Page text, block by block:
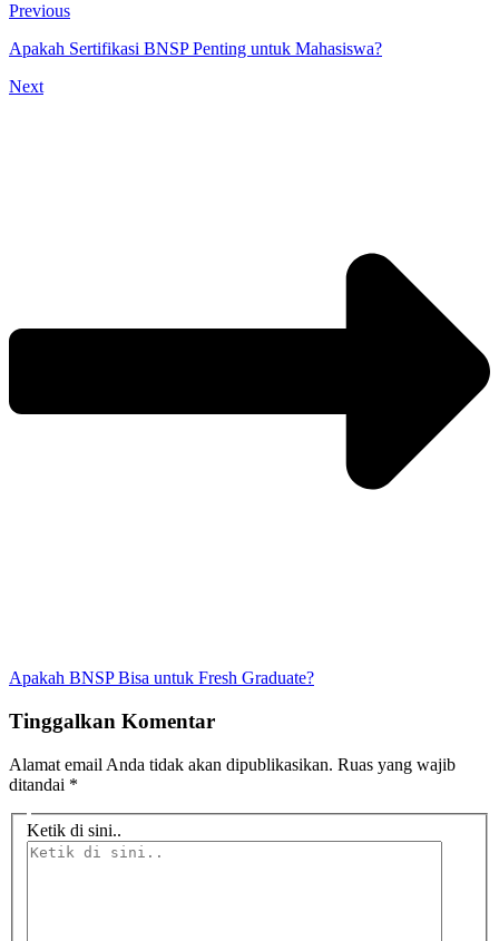
Previous
Apakah Sertifikasi BNSP Penting untuk Mahasiswa?
Next
Apakah BNSP Bisa untuk Fresh Graduate?
Tinggalkan Komentar
Alamat email Anda tidak akan dipublikasikan. Ruas yang wajib
ditandai *
Ketik di sini..